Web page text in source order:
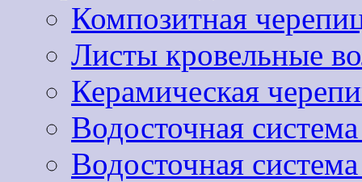
Композитная
Листы кровельные
Керамическая
Водосточная
Водосточная